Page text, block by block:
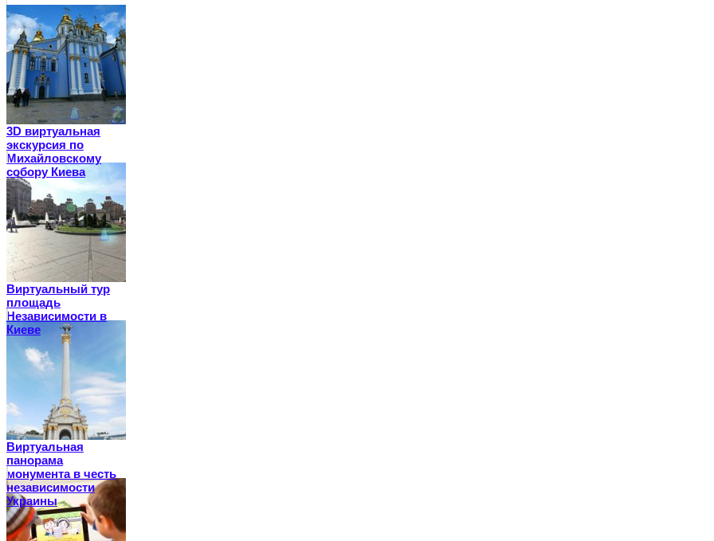
3D виртуальная
экскурсия по
Михайловскому
собору Киева
Виртуальный тур
площадь
Независимости в
Киеве
Виртуальная
панорама
монумента в честь
независимости
Украины